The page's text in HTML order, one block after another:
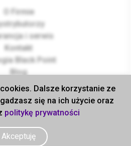
Dalsze korzystanie ze
się na ich użycie oraz
politykę prywatności
Akceptuję
O Firmie
i serwis
Kontakt
Black Point
Blog
inwestorów
partnerów
B2B
Do pobrania